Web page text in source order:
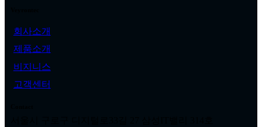
회사소개
제품소개
비지니스
고객센터